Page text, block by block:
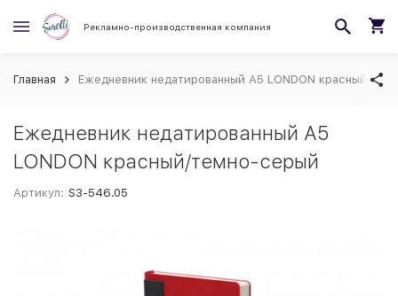
Рекламно-производственная компания
Главная Ежедневник недатированный А5 LONDON красный/
Ежедневник недатированный А5
LONDON красный/темно-серый
Артикул: S3-546.05